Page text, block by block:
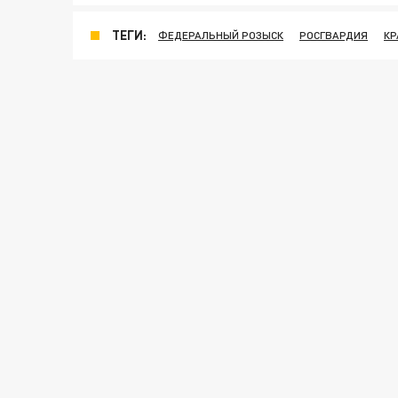
ТЕГИ: ФЕДЕРАЛЬНЫЙ РОЗЫСК РОСГВАРДИЯ